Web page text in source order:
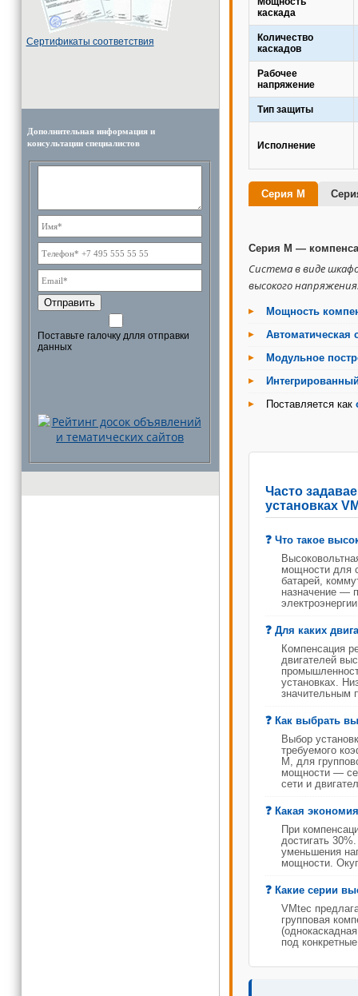
Cертификаты соответствия
Дополнительная информация и
консультации специалистов
Отправить
Поставьте галочку длля отправки
данных
каскада
Количество
каскадов
Рабочее
напряжение
Тип защиты
Исполнение
Серия M
Серия M —
Система в виде
высокого
Мощность
Автоматическая
Модульное
Поставляется как
Часто
установках
Что такое
мощности для
батарей,
назначение —
Для каких
Компенсация
двигателей
установках.
значительным
Как выбрать
Выбор
требуемого
M, для
мощности —
сети и
Какая
При
достигать
уменьшения
мощности.
Какие серии
VMtec
групповая
под